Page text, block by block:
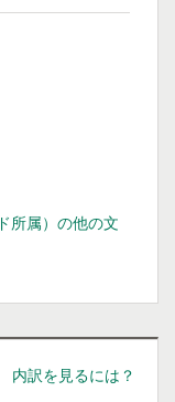
所属）の他の文
内訳を見るには？